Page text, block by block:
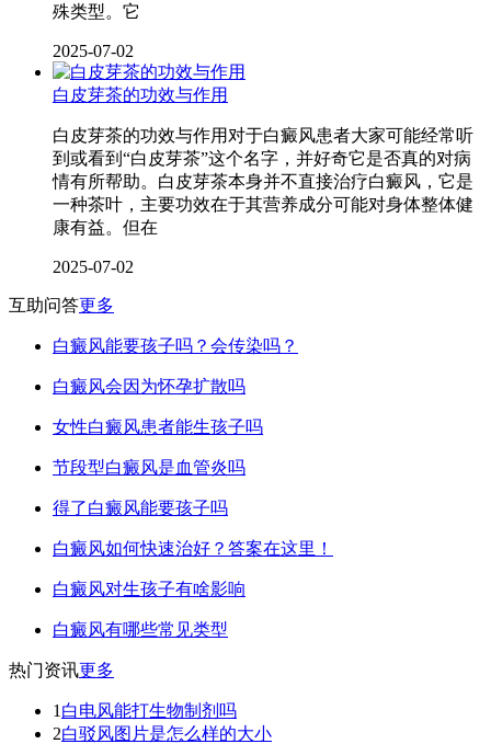
殊类型。它
2025-07-02
白皮芽茶的功效与作用
白皮芽茶的功效与作用对于白癜风患者大家可能经常听
到或看到“白皮芽茶”这个名字，并好奇它是否真的对病
情有所帮助。白皮芽茶本身并不直接治疗白癜风，它是
一种茶叶，主要功效在于其营养成分可能对身体整体健
康有益。但在
2025-07-02
互助问答更多
白癜风能要孩子吗？会传染吗？
白癜风会因为怀孕扩散吗
女性白癜风患者能生孩子吗
节段型白癜风是血管炎吗
得了白癜风能要孩子吗
白癜风如何快速治好？答案在这里！
白癜风对生孩子有啥影响
白癜风有哪些常见类型
热门资讯更多
1 白电风能打生物制剂吗
2白驳风图片是怎么样的大小